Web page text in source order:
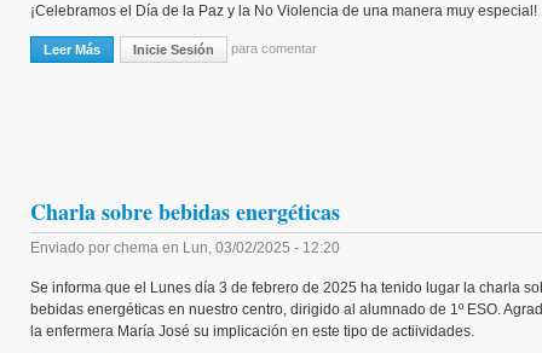
¡Celebramos el Día de la Paz y la No Violencia de una manera muy
Leer Más Sobre El Juego De La Oca Por La Paz
Inicie Sesión para comentar
Charla sobre bebidas energéticas
Enviado por chema en Lun, 03/02/2025 - 12:20
Se informa que el Lunes día 3 de febrero de 2025 ha tenido lugar la charla
bebidas energéticas en nuestro centro, dirigido al alumnado de 1º ESO.
la enfermera María José su implicación en este tipo de actiividades.